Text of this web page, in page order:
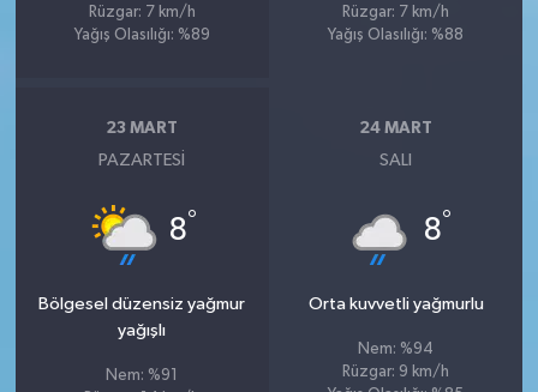
Rüzgar: 7 km/h
Yağış Olasılığı: %89
Rüzgar: 7 km/h
Yağış Olasılığı: %88
23 MART
PAZARTESI
8°
Bölgesel düzensiz yağmur
yağışlı
Nem: %91
24 MART
SALI
8°
Orta kuvvetli yağmurlu
Nem: %94
Rüzgar: 9 km/h